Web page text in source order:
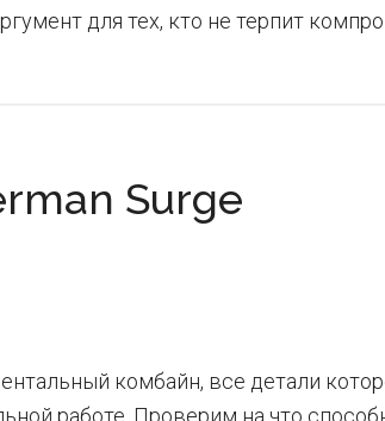
для тех, кто не терпит
Surge
комбайн, все детали
работе. Проверим на что